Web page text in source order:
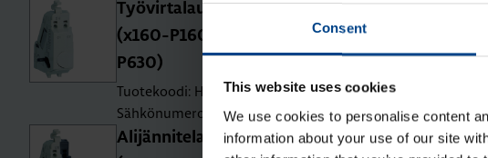
Consent
This website uses cookies
We use cookies to personalise content
information about your use of our site
Työ­vir­ta­lau­kai­si­ja 100-120V AC
(x160-P160-x250-P250-x630-
P630)
Tuotekoodi: HXA003H
Sähkönumero: 3637329
Ali­jän­ni­te­lau­kai­si­ja 100-120V AC